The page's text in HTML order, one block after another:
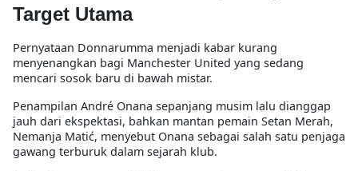
Target Utama
Pernyataan Donnarumma menjadi kabar kurang
menyenangkan bagi Manchester United yang sedang
mencari sosok baru di bawah mistar.
Penampilan André Onana sepanjang musim lalu dianggap
jauh dari ekspektasi, bahkan mantan pemain Setan Merah,
Nemanja Matić, menyebut Onana sebagai salah satu penjaga
gawang terburuk dalam sejarah klub.